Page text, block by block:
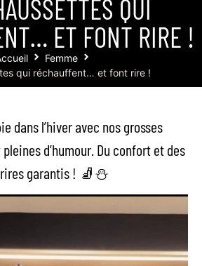
QUI
ET FONT RIRE !
Femme
qui réchauffent… et font rire !
dans l’hiver avec nos grosses
d’humour. Du confort et des
garantis ! 🧦⛄️